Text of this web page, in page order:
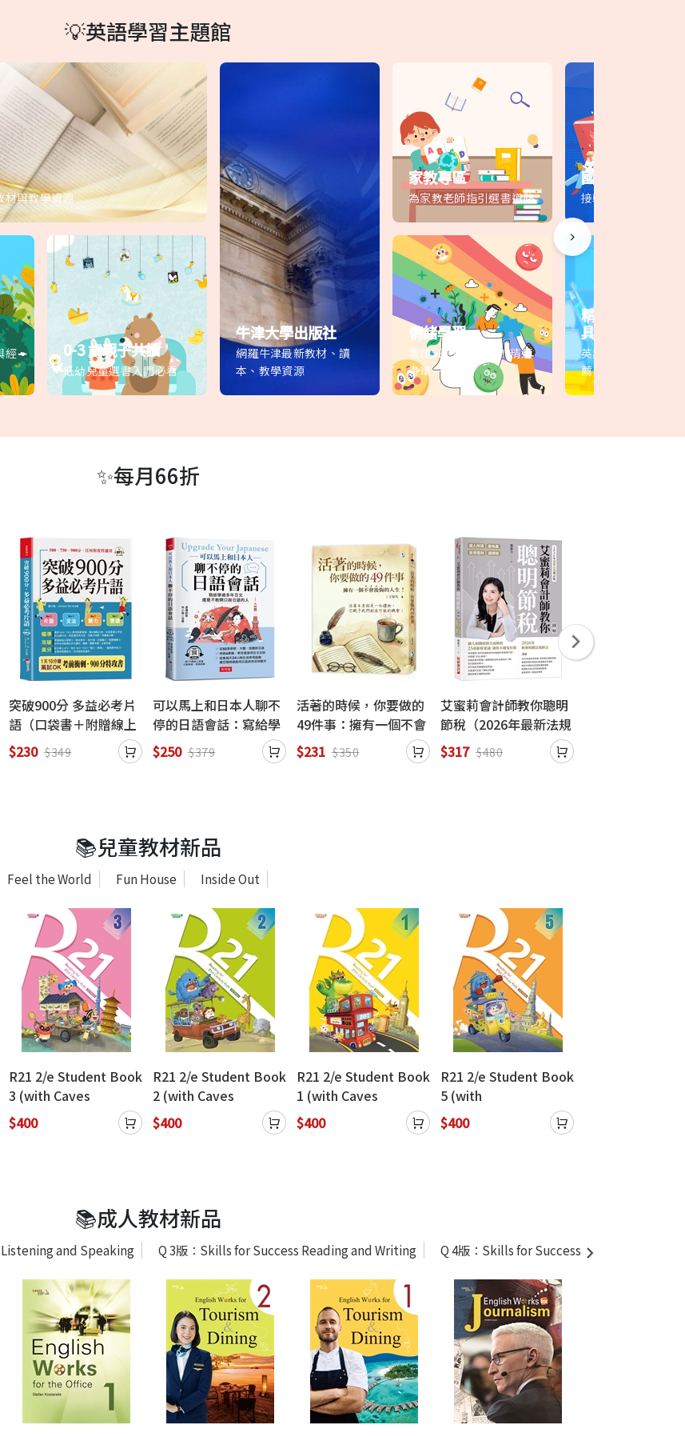
💡英語學習主題館
材與教學資源
經
0-3 歲親子共讀
低幼兒童選書入門必看
牛津大學出版社
網羅牛津最新教材、讀
本、教學資源
家教專區
為家教老師指引選書道路
情緒學習
實踐SEL這樣選書！精選
書單一次看
國際學程教材
接軌歐美教育趨勢
精選師德教材
具
英語檢定、教具等
薦
✨每月66折
突破900分 多益必考片
語（口袋書＋附贈線上
MP3）
$230 $349
可以馬上和日本人聊不
停的日語會話：寫給學
過多年日文，還是不敢
開口說日語的人
$250 $379
活著的時候，你要做的
49件事：擁有一個不會
後悔的人生！
$231 $350
艾蜜莉會計師教你聰明
節稅（2026年最新法規
增訂版）：圖解個人所
得、房地產、投資理
$317 $480
📚兒童教材新品
Feel the World Fun House Inside Out
R21 2/e Student Book
3 (with Caves
WebSource+Caves
Online Practice)
$400
R21 2/e Student Book
2 (with Caves
WebSource+Caves
Online Practice)
$400
R21 2/e Student Book
1 (with Caves
WebSource+Caves
Online Practice)
$400
R21 2/e Student Book
5 (with
CavesWebSource+Ca
ves Online Practice)
$400
📚成人教材新品
and Speaking Q 3版：Skills for Success Reading and Writing Q 4版：Skills for Success